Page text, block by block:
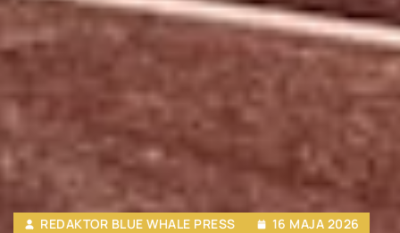
REDAKTOR BLUE WHALE PRESS
16 MAJA 2026